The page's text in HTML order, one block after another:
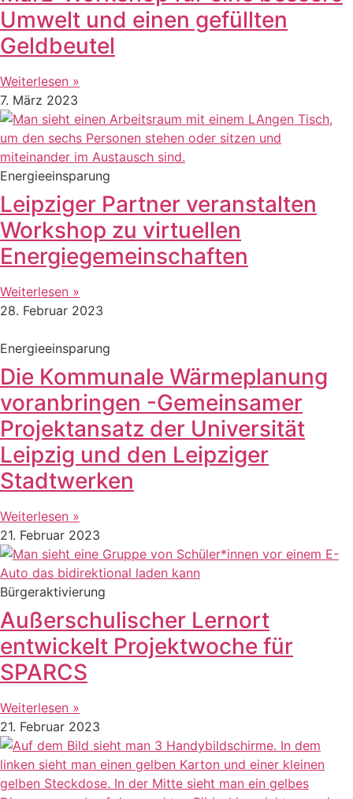
Umwelt und einen gefüllten
Geldbeutel
Weiterlesen »
7. März 2023
Energieeinsparung
Leipziger Partner veranstalten
Workshop zu virtuellen
Energiegemeinschaften
Weiterlesen »
28. Februar 2023
Energieeinsparung
Die Kommunale Wärmeplanung
voranbringen -Gemeinsamer
Projektansatz der Universität
Leipzig und den Leipziger
Stadtwerken
Weiterlesen »
21. Februar 2023
Bürgeraktivierung
Außerschulischer Lernort
entwickelt Projektwoche für
SPARCS
Weiterlesen »
21. Februar 2023